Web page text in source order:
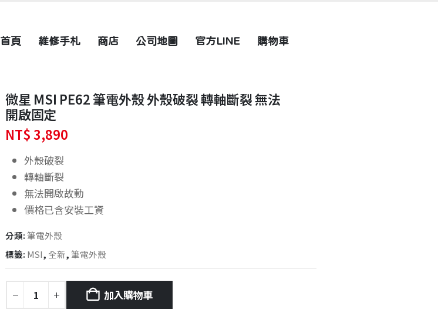
首頁 維修手札 商店 公司地圖 官方LINE 購物車
微星 MSI PE62 筆電外殼 外殼破裂 轉軸斷裂 無法
開啟固定
NT$3,890
外殼破裂
轉軸斷裂
無法開啟故動
價格已含安裝工資
分類:筆電外殼
標籤: MSI, 全新,筆電外殼
加入購物車